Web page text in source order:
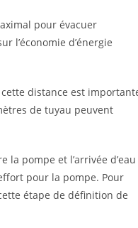
pour évacuer
l’économie d’énergie
distance est
de tuyau peuvent
pompe et l’arrivée d’eau
pour la pompe. Pour
étape de définition de